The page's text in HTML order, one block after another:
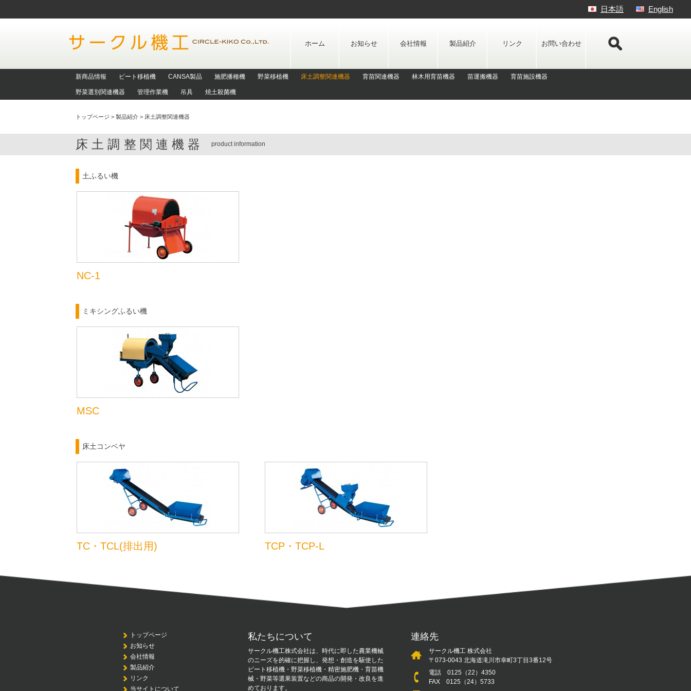
to
English
日本語
ホーム お知らせ 会社情報 製品紹介 リンク お問い合わせ
新商品情報 ビート移植機 CANSA製品 施肥播種機 野菜移植機 床土調整関連機器 育苗関連機器 林木用育苗機器 苗運搬機器 育苗施設機器
野菜選別関連機器 管理作業機 吊具 焼土殺菌機
トップページ > 製品紹介 > 床土調整関連機器
床土調整関連機器 product information
土ふるい機
NC-1
ミキシングふるい機
MSC
床土コンベヤ
TC・TCL(排出用) TCP・TCP-L
私たちについて
サークル機工株式会社は、時代に即した農業機械
のニーズを的確に把握し、発想・創造を駆使した
ビート移植機・野菜移植機・精密施肥機・育苗機
械・野菜等選果装置などの商品の開発・改良を進
めております。
連絡先
サークル機工 株式会社
〒073-0043 北海道滝川市幸町3丁目3番12号
電話0125（22）4350
FAX 0125（24）5733
トップページ
お知らせ
会社情報
製品紹介
リンク
当サイトについて